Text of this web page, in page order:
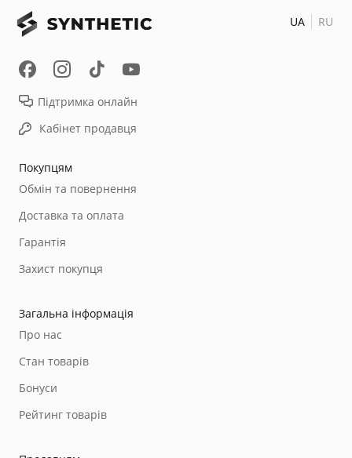
Покупцям
Обмін та повернення
Доставка та оплата
Гарантія
Захист покупця
Загальна інформація
Про нас
Стан товарів
Бонуси
Рейтинг товарів
Підтримка онлайн
Кабінет продавця
UA RU